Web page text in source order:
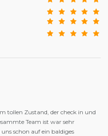
tollen Zustand, der check in und
Team ist war sehr
schon auf ein baldiges